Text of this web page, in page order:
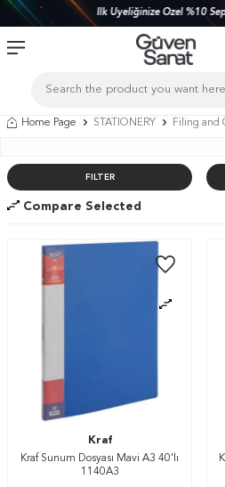
Havale Ödemenize
Home Page STATIONERY Filing and
FILTER
Compare Selected
Kraf
Kraf Sunum Dosyası Mavi A3 40'lı
1140A3